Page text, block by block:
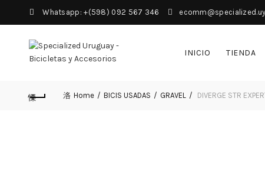
Whatsapp: +(598) 092 567 346 ecomm@specialized.uy
INICIO TIENDA
Home BICIS USADAS GRAVEL DIVERGE STR